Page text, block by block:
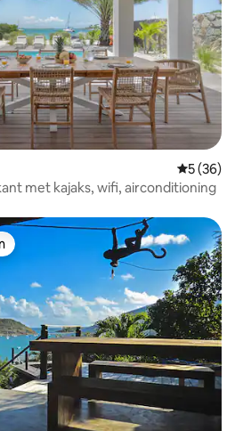
5 (36)
met kajaks, wifi, airconditioning